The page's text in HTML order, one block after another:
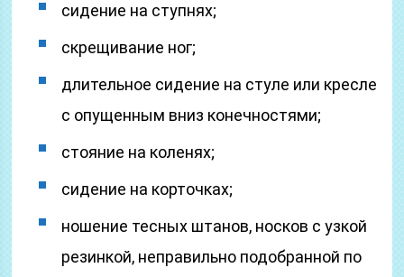
сидение на ступнях;
скрещивание ног;
длительное сидение на стуле или кресле
с опущенным вниз конечностями;
стояние на коленях;
сидение на корточках;
ношение тесных штанов, носков с узкой
резинкой, неправильно подобранной по